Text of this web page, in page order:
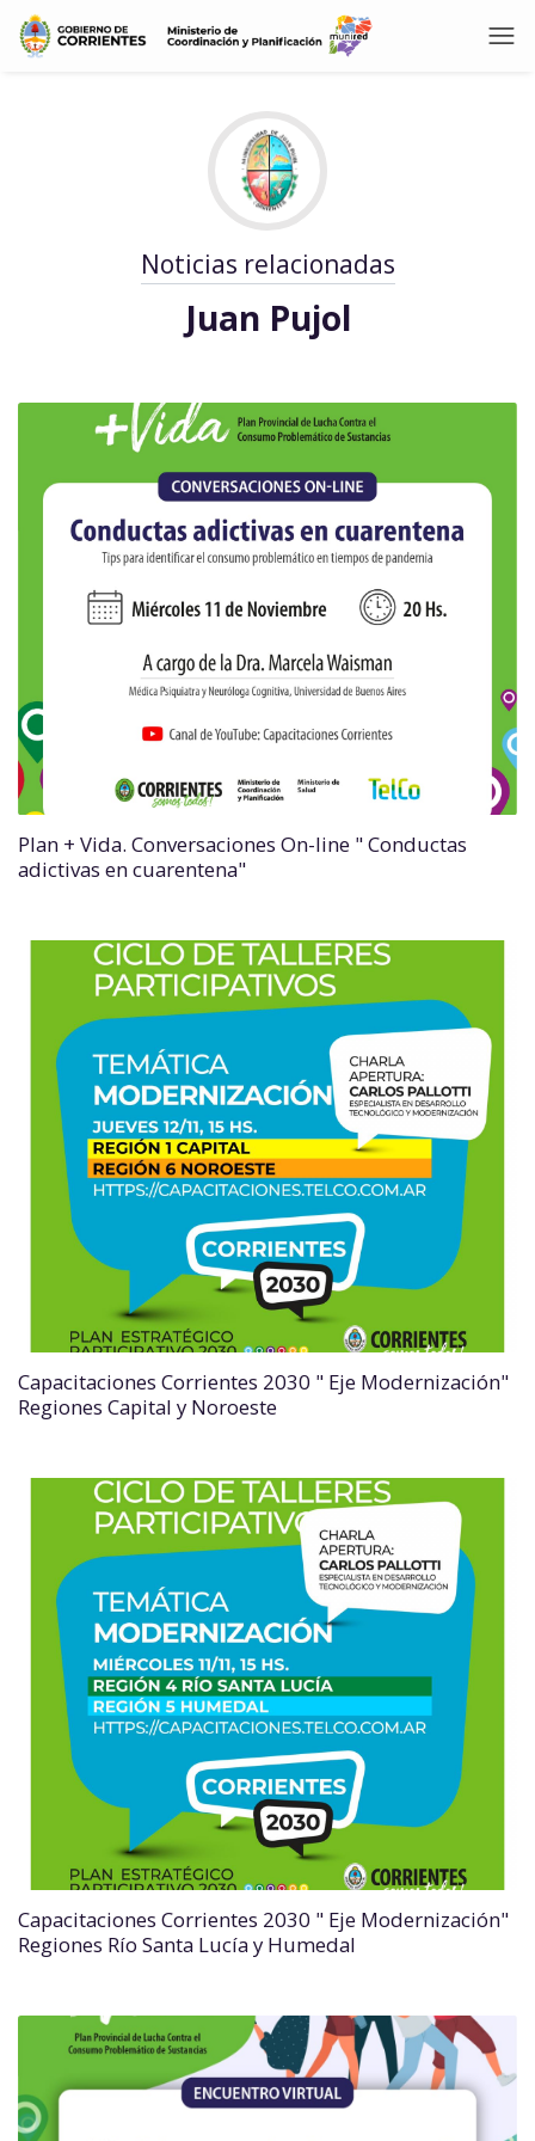
Noticias relacionadas
Juan Pujol
Plan + Vida. Conversaciones On-line " Conductas
adictivas en cuarentena"
Capacitaciones Corrientes 2030 " Eje Modernización"
Regiones Capital y Noroeste
Capacitaciones Corrientes 2030 " Eje Modernización"
Regiones Río Santa Lucía y Humedal